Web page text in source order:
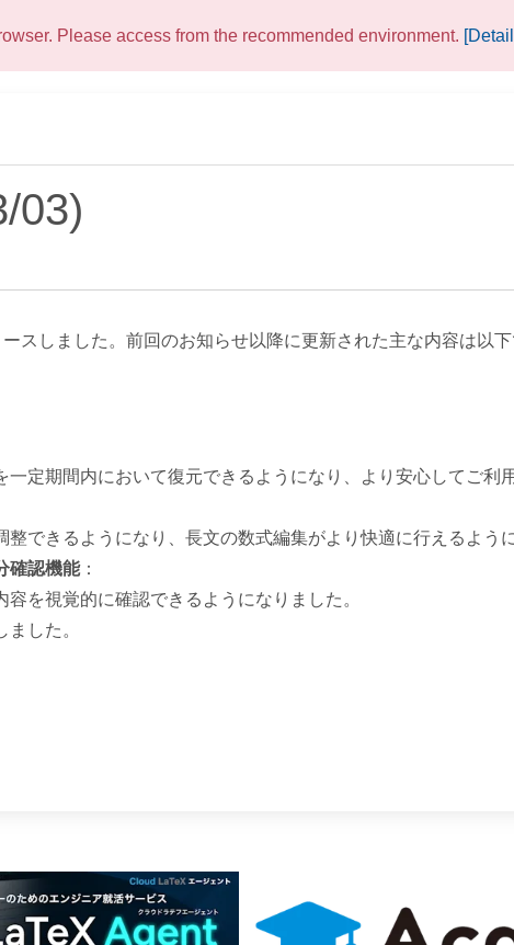
Please access from the recommended environment.
定期間内において復元できるようになり、より安心してご利
できるようになり、長文の数式編集がより快適に行えるよう
確認機能：
を視覚的に確認できるようになりました。
した。